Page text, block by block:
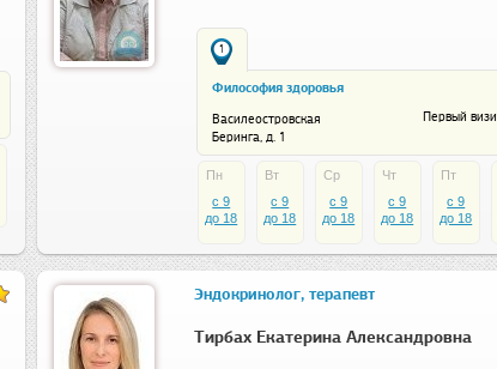
1
Философия здоровья
Василеостровская
Беринга, д. 1
Первый
Пн
c 9
до 18
Вт
c 9
до 18
Ср
c 9
до 18
Чт
c 9
до 18
Пт
c 9
до 18
Эндокринолог, терапевт
Тирбах Екатерина Александровна